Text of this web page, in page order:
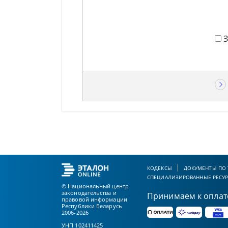
© Национальный центр
законодательства и
правовой информации
Республики Беларусь
2006-2026
УНП 102411425
КОДЕКСЫ ДОКУМЕНТЫ ПО
СПЕЦИАЛИЗИРОВАННЫЕ
Принимаем к